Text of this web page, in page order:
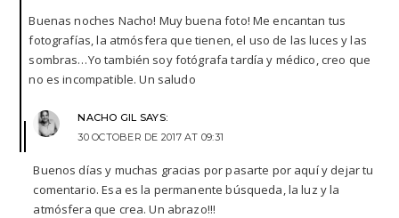
Buenas noches Nacho! Muy buena foto! Me encantan tus
fotografías, la atmósfera que tienen, el uso de las luces y las
sombras…Yo también soy fotógrafa tardía y médico, creo que
no es incompatible. Un saludo
NACHO GIL SAYS:
30 OCTOBER DE 2017 AT 09:31
Buenos días y muchas gracias por pasarte por aquí y dejar tu
comentario. Esa es la permanente búsqueda, la luz y la
atmósfera que crea. Un abrazo!!!